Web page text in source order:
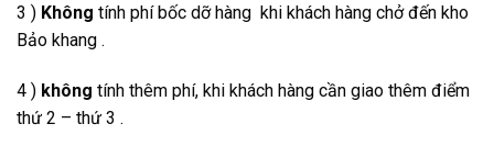
3 ) Không tính phí bốc dỡ hàng khi khách hàng chở đến kho
Bảo khang .
4 ) không tính thêm phí, khi khách hàng cần giao thêm điểm
thứ 2 – thứ 3 .